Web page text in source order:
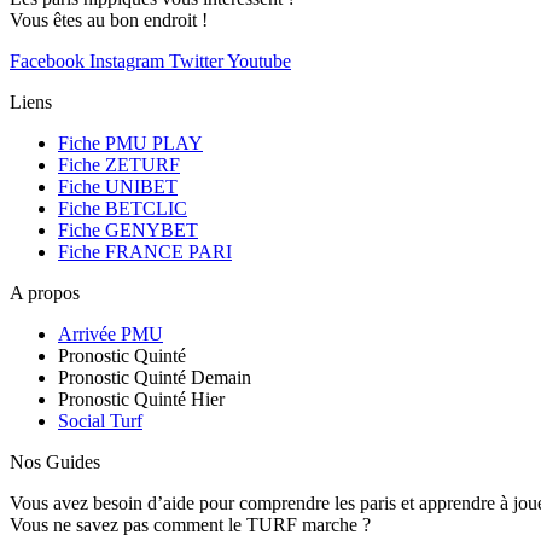
Vous êtes au bon endroit !
Facebook Instagram TwitterYoutube
Liens
Fiche PMU PLAY
Fiche ZETURF
Fiche UNIBET
Fiche BETCLIC
Fiche GENYBET
Fiche FRANCE PARI
A propos
Arrivée PMU
Pronostic Quinté
Pronostic Quinté Demain
Pronostic Quinté Hier
Social Turf
Nos Guides
Vous avez besoin d’aide pour comprendre les paris et apprendre à
Vous ne savez pas comment le TURF marche ?